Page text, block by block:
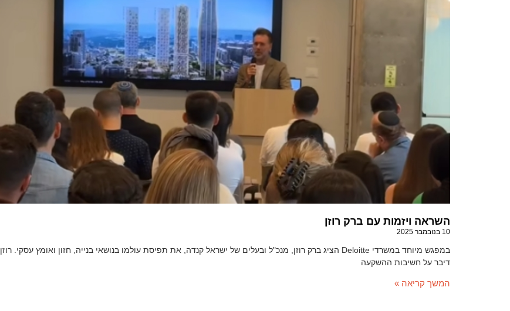
השראה ויזמות עם ברק רוזן
10 בנובמבר 2025
במפגש מיוחד במשרדי Deloitte הציג ברק רוזן, מנכ"ל ובעלים של ישראל קנדה, את תפיסת עולמו בנושאי בנייה, חזון ואומץ עסקי. רוזן
דיבר על חשיבות ההשקעה
המשך קריאה »